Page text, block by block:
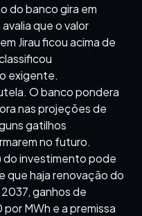
do banco gira em
que o valor
Jirau ficou acima de
exigente.
O banco pondera
nas projeções de
gatilhos
no futuro.
do investimento pode
que haja renovação do
ganhos de
MWh e a premissa